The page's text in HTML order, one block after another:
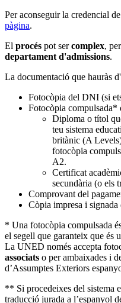
Per aconseguir la credencial
pàgina.
El procés pot sercomplex,
departament d'admissions.
La documentació que hauràs
Fotocòpia del DNI (si
Fotocòpia compulsada*
Diploma o títol
teu sistema
britànic (A
fotocòpia
A2.
Certificat
secundària (o els
Comprovant del
Còpia impresa i
* Una fotocòpia compulsada
el segell que garanteix que és
La UNED només accepta
associats o per ambaixades i
d’Assumptes Exteriors
** Si procedeixes del sistema
traducció jurada a l’espanyol